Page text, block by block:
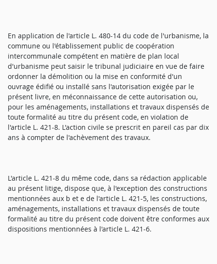
En application de l'article L. 480-14 du code de l'urbanisme, la
commune ou l'établissement public de coopération
intercommunale compétent en matière de plan local
d'urbanisme peut saisir le tribunal judiciaire en vue de faire
ordonner la démolition ou la mise en conformité d'un
ouvrage édifié ou installé sans l'autorisation exigée par le
présent livre, en méconnaissance de cette autorisation ou,
pour les aménagements, installations et travaux dispensés de
toute formalité au titre du présent code, en violation de
l'article L. 421-8. L'action civile se prescrit en pareil cas par dix
ans à compter de l'achèvement des travaux.
L'article L. 421-8 du même code, dans sa rédaction applicable
au présent litige, dispose que, à l'exception des constructions
mentionnées aux b et e de l'article L. 421-5, les constructions,
aménagements, installations et travaux dispensés de toute
formalité au titre du présent code doivent être conformes aux
dispositions mentionnées à l'article L. 421-6.